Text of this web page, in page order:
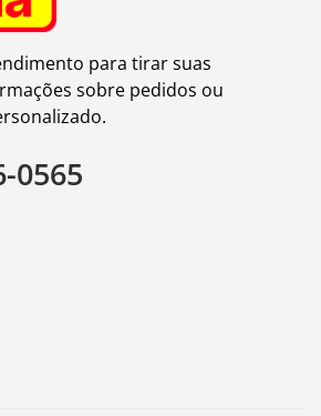
para tirar suas
sobre pedidos ou
0565